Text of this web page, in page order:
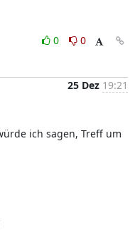
0
0
25 Dez 19:21
ich sagen, Treff um